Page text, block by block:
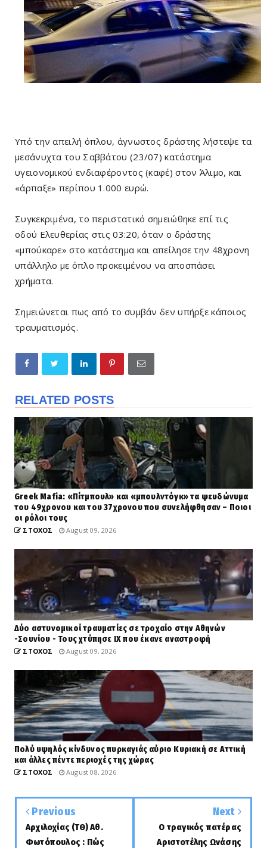
Υπό την απειλή όπλου, άγνωστος δράστης λήστεψε τα
μεσάνυχτα του Σαββάτου (23/07) κατάστημα
υγειονομικού ενδιαφέροντος (καφέ) στον Άλιμο, και
«άρπαξε» περίπου 1.000 ευρώ.
Συγκεκριμένα, το περιστατικό σημειώθηκε επί τις
οδού Ελευθερίας στις 03:20, όταν ο δράστης
«μπούκαρε» στο κατάστημα και απείλησε την 48χρονη
υπάλληλο με όπλο προκειμένου να αποσπάσει
χρήματα.
Σημειώνεται πως από το συμβάν δεν υπήρξε κάποιος
τραυματισμός.
RELATED POSTS
Greek Μafia: «Πίτμπουλ» και «μπουλντόγκ» τα ψευδώνυμα
του 49χρονου και του 37χρονου που συνελήφθησαν – Ποιοι
οι ρόλοι τους
ΣΤΟΧΟΣ August 09, 2026
Δύο αστυνομικοί τραυματίες σε τροχαίο στην Αθηνών
-Σουνίου - Τους χτύπησε ΙΧ που έκανε αναστροφή
ΣΤΟΧΟΣ August 09, 2026
Πολύ υψηλός κίνδυνος πυρκαγιάς αύριο Κυριακή σε Αττική
και άλλες πέντε περιοχές της χώρας
ΣΤΟΧΟΣ August 08, 2026
Previous
Αρχιλοχίας (ΤΘ) Αθ.
Φωτόπουλος : Πώς
Next
Ο τραγικός πατέρας
Αριστοτέλης Ωνάσης